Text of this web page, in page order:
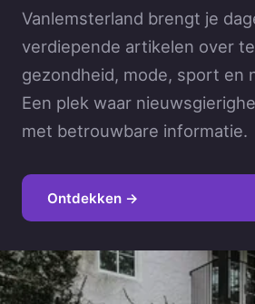
Vanlemsterland brengt je
verdiepende artikelen over
gezondheid, mode, sport en
Een plek waar
met betrouwbare informatie.
Ontdekken →